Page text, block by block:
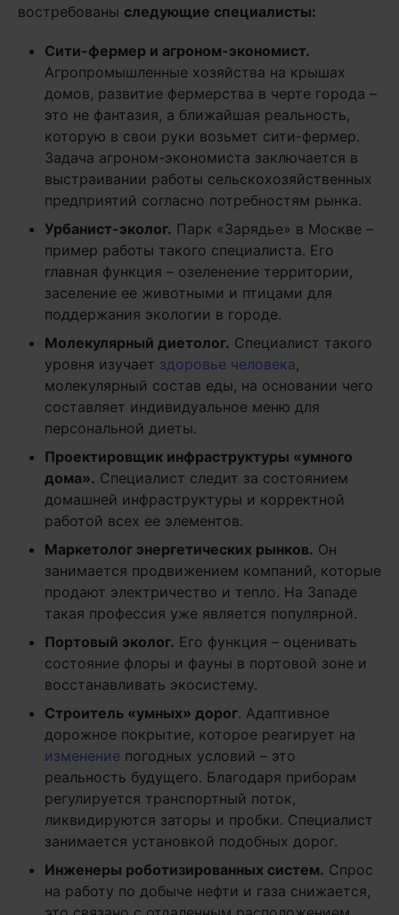
востребованы следующие специалисты:
Сити-фермер и агроном-экономист.
Агропромышленные хозяйства на крышах
домов, развитие фермерства в черте города –
это не фантазия, а ближайшая реальность,
которую в свои руки возьмет сити-фермер.
Задача агроном-экономиста заключается в
выстраивании работы сельскохозяйственных
предприятий согласно потребностям рынка.
Урбанист-эколог. Парк «Зарядье» в Москве –
пример работы такого специалиста. Его
главная функция – озеленение территории,
заселение ее животными и птицами для
поддержания экологии в городе.
Молекулярный диетолог. Специалист такого
уровня изучает здоровье человека,
молекулярный состав еды, на основании чего
составляет индивидуальное меню для
персональной диеты.
Проектировщик инфраструктуры «умного
дома». Специалист следит за состоянием
домашней инфраструктуры и корректной
работой всех ее элементов.
Маркетолог энергетических рынков. Он
занимается продвижением компаний, которые
продают электричество и тепло. На Западе
такая профессия уже является популярной.
Портовый эколог. Его функция – оценивать
состояние флоры и фауны в портовой зоне и
восстанавливать экосистему.
Строитель «умных» дорог. Адаптивное
дорожное покрытие, которое реагирует на
изменение погодных условий – это
реальность будущего. Благодаря приборам
регулируется транспортный поток,
ликвидируются заторы и пробки. Специалист
занимается установкой подобных дорог.
Инженеры роботизированных систем. Спрос
на работу по добыче нефти и газа снижается,